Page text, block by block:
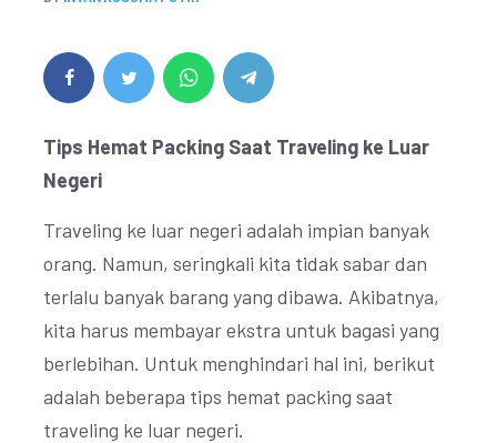
Tips Hemat Packing Saat Traveling ke Luar
Negeri
Traveling ke luar negeri adalah impian banyak
orang. Namun, seringkali kita tidak sabar dan
terlalu banyak barang yang dibawa. Akibatnya,
kita harus membayar ekstra untuk bagasi yang
berlebihan. Untuk menghindari hal ini, berikut
adalah beberapa tips hemat packing saat
traveling ke luar negeri.